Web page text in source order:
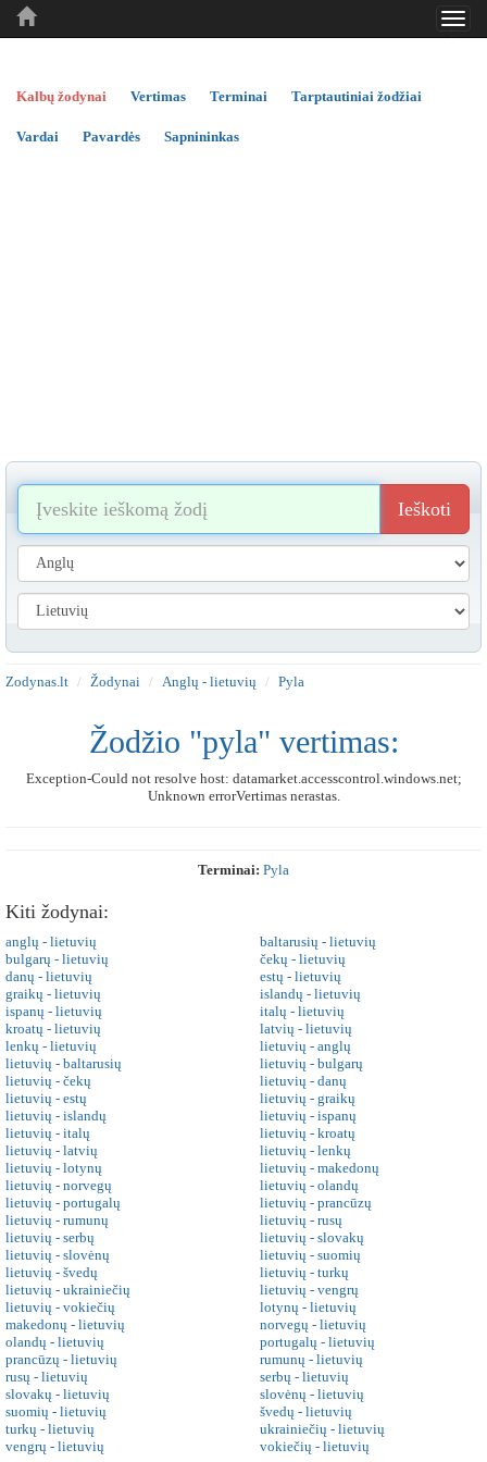
..
..
Kalbų žodynai Vertimas Terminai Tarptautiniai žodžiai
Vardai Pavardės Sapnininkas
Ieškoti
Zodynas.lt Žodynai Anglų - lietuvių Pyla
Žodžio "pyla" vertimas:
Exception-Could not resolve host: datamarket.accesscontrol.windows.net;
Unknown errorVertimas nerastas.
Terminai: Pyla
Kiti žodynai:
anglų - lietuvių
baltarusių - lietuvių
bulgarų - lietuvių
čekų - lietuvių
danų - lietuvių
estų - lietuvių
graikų - lietuvių
islandų - lietuvių
ispanų - lietuvių
italų - lietuvių
kroatų - lietuvių
latvių - lietuvių
lenkų - lietuvių
lietuvių - anglų
lietuvių - baltarusių
lietuvių - bulgarų
lietuvių - čekų
lietuvių - danų
lietuvių - estų
lietuvių - graikų
lietuvių - islandų
lietuvių - ispanų
lietuvių - italų
lietuvių - kroatų
lietuvių - latvių
lietuvių - lenkų
lietuvių - lotynų
lietuvių - makedonų
lietuvių - norvegų
lietuvių - olandų
lietuvių - portugalų
lietuvių - prancūzų
lietuvių - rumunų
lietuvių - rusų
lietuvių - serbų
lietuvių - slovakų
lietuvių - slovėnų
lietuvių - suomių
lietuvių - švedų
lietuvių - turkų
lietuvių - ukrainiečių
lietuvių - vengrų
lietuvių - vokiečių
lotynų - lietuvių
makedonų - lietuvių
norvegų - lietuvių
olandų - lietuvių
portugalų - lietuvių
prancūzų - lietuvių
rumunų - lietuvių
rusų - lietuvių
serbų - lietuvių
slovakų - lietuvių
slovėnų - lietuvių
suomių - lietuvių
švedų - lietuvių
turkų - lietuvių
ukrainiečių - lietuvių
vengrų - lietuvių
vokiečių - lietuvių